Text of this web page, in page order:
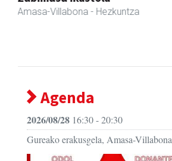
Amasa-Villabona - Hezkuntza
Agenda
2026/08/28 16:30 - 20:30
Gureako erakusgela, Amasa-Villabona